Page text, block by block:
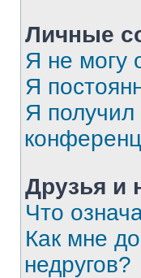
Личные
Я не могу
Я
Я получил
Друзья и
Что
Как мне
недругов?